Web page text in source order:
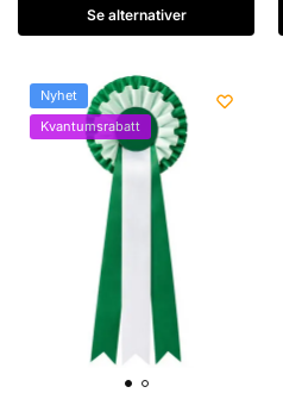
Se alternativer
Nyhet
Kvantumsrabatt